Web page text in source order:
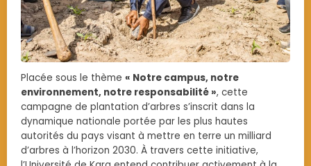
Placée sous le thème « Notre campus, notre
environnement, notre responsabilité », cette
campagne de plantation d’arbres s’inscrit dans la
dynamique nationale portée par les plus hautes
autorités du pays visant à mettre en terre un milliard
d’arbres à l’horizon 2030. À travers cette initiative,